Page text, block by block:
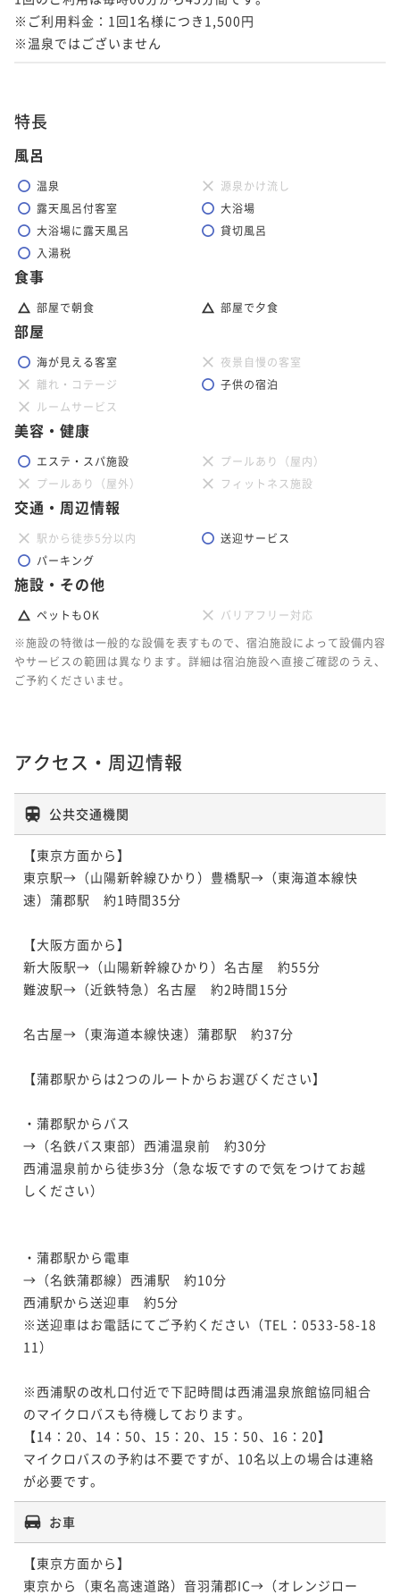
※ご利用料金：1回1名様につき1,500円
※温泉ではございません
特長
風呂
温泉
源泉かけ流し
露天風呂付客室
大浴場
大浴場に露天風呂
貸切風呂
入湯税
食事
部屋で朝食 部屋で夕食
部屋
海が見える客室
夜景自慢の客室
離れ・コテージ
子供の宿泊
ルームサービス
美容・健康
エステ・スパ施設
プールあり（屋内）
プールあり（屋外）
フィットネス施設
交通・周辺情報
駅から徒歩5分以内
送迎サービス
パーキング
施設・その他
ペットもOK
バリアフリー対応
※施設の特徴は一般的な設備を表すもので、宿泊施設によって設備内容
やサービスの範囲は異なります。詳細は宿泊施設へ直接ご確認のうえ、
ご予約くださいませ。
アクセス・周辺情報
公共交通機関
【東京方面から】
東京駅→（山陽新幹線ひかり）豊橋駅→（東海道本線快
速）蒲郡駅　約1時間35分
【大阪方面から】
新大阪駅→（山陽新幹線ひかり）名古屋　約55分
難波駅→（近鉄特急）名古屋　約2時間15分
名古屋→（東海道本線快速）蒲郡駅　約37分
【蒲郡駅からは2つのルートからお選びください】
・蒲郡駅からバス
→（名鉄バス東部）西浦温泉前　約30分
西浦温泉前から徒歩3分（急な坂ですので気をつけてお越
しください）
・蒲郡駅から電車
→（名鉄蒲郡線）西浦駅　約10分
西浦駅から送迎車　約5分
※送迎車はお電話にてご予約ください（TEL：0533-58-18
11）
※西浦駅の改札口付近で下記時間は西浦温泉旅館協同組合
のマイクロバスも待機しております。
【14：20、14：50、15：20、15：50、16：20】
マイクロバスの予約は不要ですが、10名以上の場合は連絡
お車
【東京方面から】
東京から（東名高速道路）音羽蒲郡IC→（オレンジロー